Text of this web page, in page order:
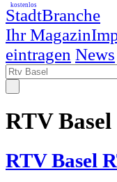
StadtBranche
Ihr Magazin
kostenlos
eintragen News
RTV
RTV Basel